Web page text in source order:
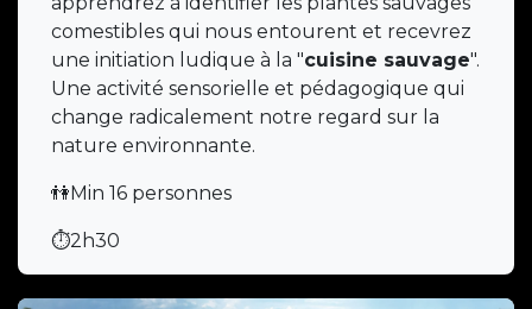
comestibles qui nous entourent et recevrez
une initiation ludique à la "cuisine sauvage".
Une activité sensorielle et pédagogique qui
change radicalement notre regard sur la
nature environnante.
👫Min 16 personnes
⏱️2h30